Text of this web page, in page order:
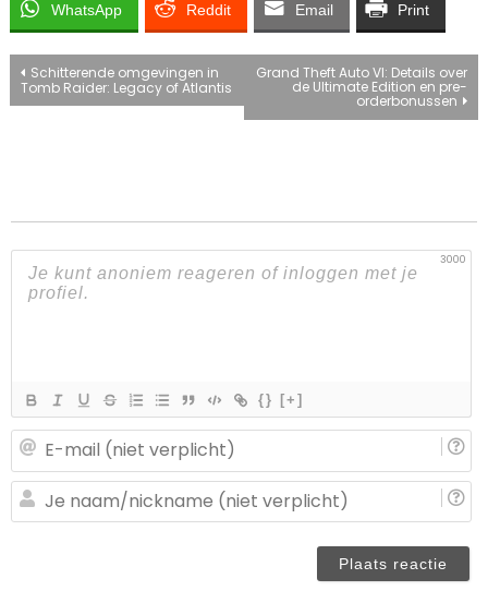
WhatsApp Reddit Email Print
Bericht
Schitterende omgevingen in
Tomb Raider: Legacy of Atlantis
Grand Theft Auto VI: Details over
de Ultimate Edition en pre-
orderbonussen
3000
{} [+]